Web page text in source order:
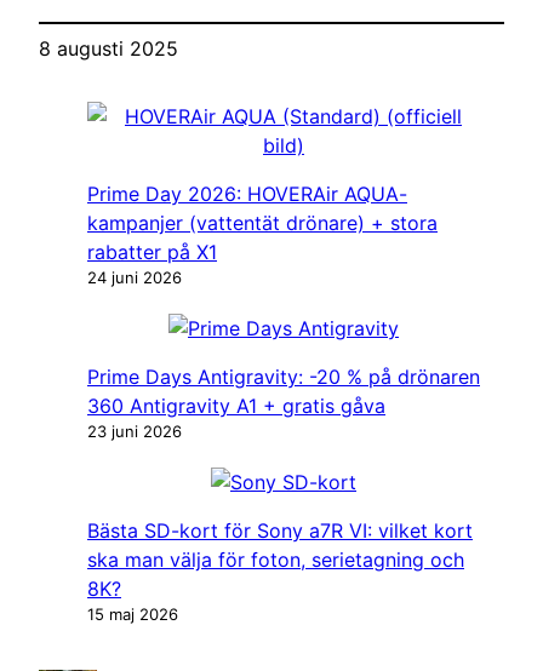
8 augusti 2025
Prime Day 2026: HOVERAir AQUA-
kampanjer (vattentät drönare) + stora
rabatter på X1
24 juni 2026
Prime Days Antigravity: -20 % på drönaren
360 Antigravity A1 + gratis gåva
23 juni 2026
Bästa SD-kort för Sony a7R VI: vilket kort
ska man välja för foton, serietagning och
8K?
15 maj 2026